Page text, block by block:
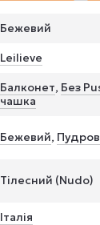
Бежевий
Leilieve
Балконет, Без
чашка
Бежевий,
Тілесний (Nudo)
Італія